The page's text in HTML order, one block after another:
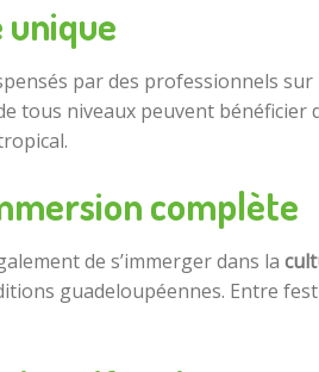
unique
par des professionnels sur
tous niveaux peuvent
complète
de s’immerger dans la
guadeloupéennes. Entre